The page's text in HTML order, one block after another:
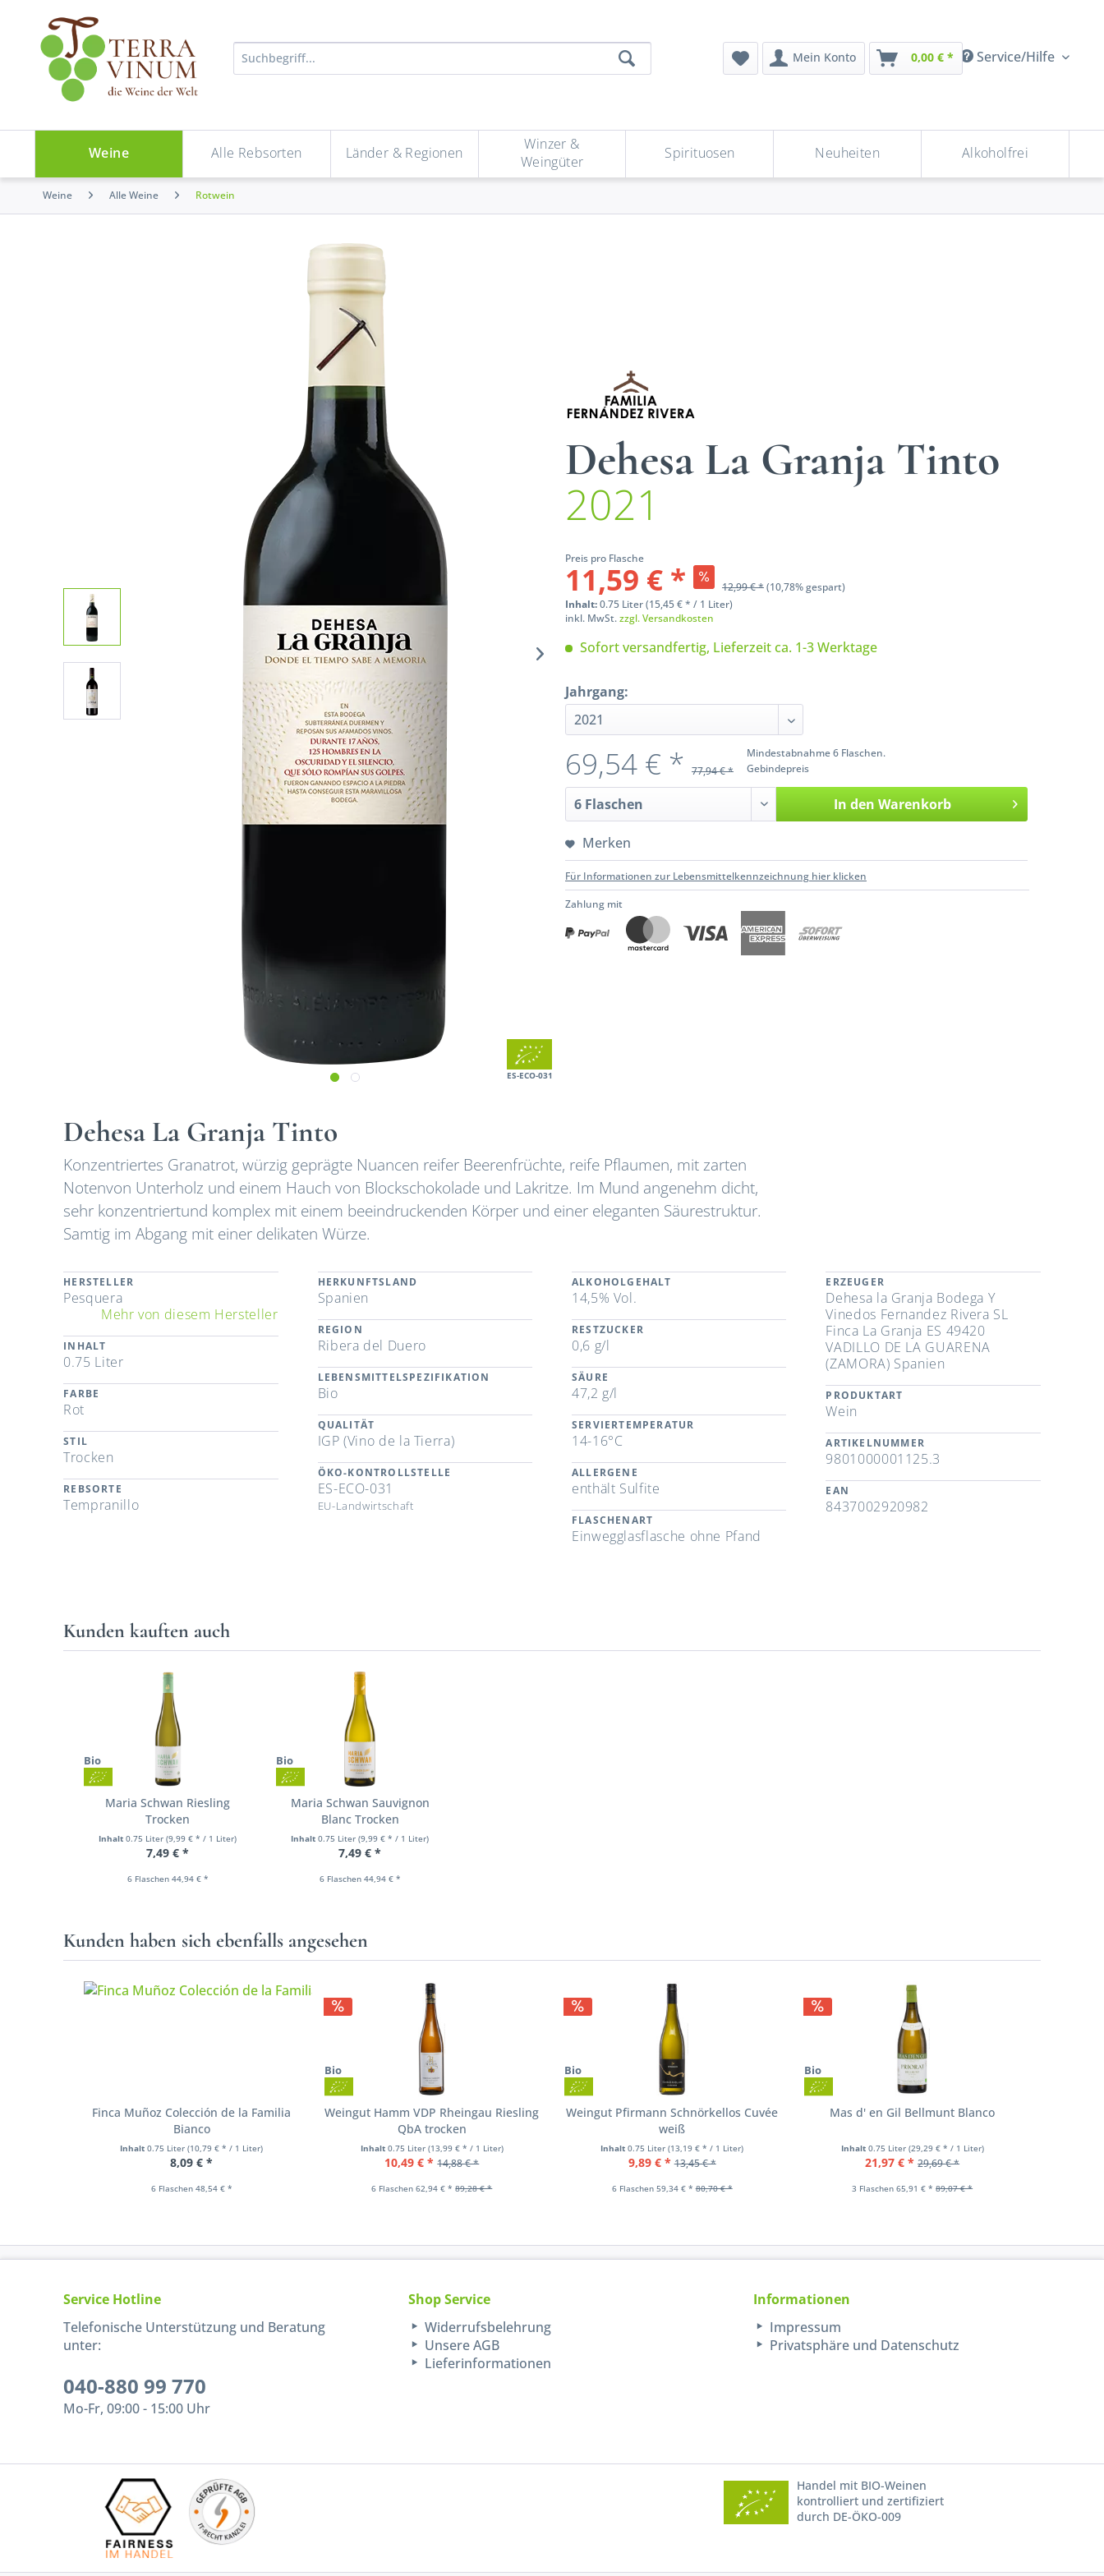
Service/Hilfe
Mein Konto 0,00 € *
Weine Alle Rebsorten Länder & Regionen
Winzer &
Weingüter
Spirituosen Neuheiten Alkoholfrei
Weine Alle Weine Rotwein
ES-ECO-031
Dehesa La Granja Tinto
2021
Preis pro Flasche
11,59 € * 12,99 € *(10,78% gespart)
Inhalt:0.75 Liter (15,45 € * / 1 Liter)
inkl. MwSt.zzgl. Versandkosten
Sofort versandfertig, Lieferzeit ca. 1-3 Werktage
Jahrgang:
Mindestabnahme 6 Flaschen.
Gebindepreis
69,54 € * 77,94 € *
In den Warenkorb
Merken
Für Informationen zur Lebensmittelkennzeichnung hier klicken
Zahlung mit
Dehesa La Granja Tinto
Konzentriertes Granatrot, würzig geprägte Nuancen reifer Beerenfrüchte, reife Pflaumen, mit zarten
Notenvon Unterholz und einem Hauch von Blockschokolade und Lakritze. Im Mund angenehm dicht,
sehr konzentriertund komplex mit einem beeindruckenden Körper und einer eleganten Säurestruktur.
Samtig im Abgang mit einer delikaten Würze.
HERSTELLER
Pesquera
Mehr von diesem Hersteller
INHALT
0.75 Liter
FARBE
Rot
STIL
Trocken
REBSORTE
Tempranillo
HERKUNFTSLAND
Spanien
REGION
Ribera del Duero
LEBENSMITTELSPEZIFIKATION
Bio
QUALITÄT
IGP (Vino de la Tierra)
ÖKO-KONTROLLSTELLE
ES-ECO-031
EU-Landwirtschaft
ALKOHOLGEHALT
14,5% Vol.
RESTZUCKER
0,6 g/l
SÄURE
47,2 g/l
SERVIERTEMPERATUR
14-16°C
ALLERGENE
enthält Sulfite
FLASCHENART
Einwegglasflasche ohne Pfand
ERZEUGER
Dehesa la Granja Bodega Y
Vinedos Fernandez Rivera SL
Finca La Granja ES 49420
VADILLO DE LA GUARENA
(ZAMORA) Spanien
PRODUKTART
Wein
ARTIKELNUMMER
9801000001125.3
EAN
8437002920982
Kunden kauften auch
Bio
Maria Schwan Riesling
Trocken
Inhalt0.75 Liter(9,99 € * / 1 Liter)
7,49 € *
6 Flaschen 44,94 € *
Bio
Maria Schwan Sauvignon
Blanc Trocken
Inhalt0.75 Liter(9,99 € * / 1 Liter)
7,49 € *
6 Flaschen 44,94 € *
Kunden haben sich ebenfalls angesehen
Finca Muñoz Colección de la Familia
Bianco
Inhalt0.75 Liter(10,79 € * / 1 Liter)
8,09 € *
6 Flaschen 48,54 € *
Bio
Weingut Hamm VDP Rheingau Riesling
QbA trocken
Inhalt 0.75 Liter (13,99 € * / 1 Liter)
10,49 € * 14,88 € *
6 Flaschen 62,94 € * 89,28 € *
Bio
Weingut Pfirmann Schnörkellos Cuvée
weiß
Inhalt0.75 Liter(13,19 € * / 1 Liter)
9,89 € * 13,45 € *
6 Flaschen 59,34 € * 80,70 € *
Bio
Mas d' en Gil Bellmunt Blanco
Inhalt 0.75 Liter (29,29 € * / 1 Liter)
21,97 € * 29,69 € *
3 Flaschen 65,91 € * 89,07 € *
Service Hotline
Telefonische Unterstützung und Beratung
unter:
040-880 99 770
Mo-Fr, 09:00 - 15:00 Uhr
Shop Service
Widerrufsbelehrung
Unsere AGB
Lieferinformationen
Informationen
Impressum
Privatsphäre und Datenschutz
Handel mit BIO-Weinen
kontrolliert und zertifiziert
durch DE-ÖKO-009